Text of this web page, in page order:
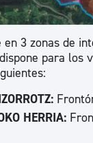
3 zonas de
para los
HERRIA: